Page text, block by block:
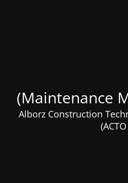
Alborz Construction
(ACTO